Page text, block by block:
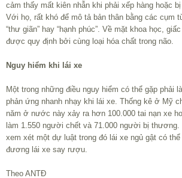
cảm thấy mất kiên nhẫn khi phải xếp hàng hoặc bị
Với họ, rất khó để mô tả bản thân bằng các cụm
“thư giãn” hay “hạnh phúc”. Về mặt khoa học,
được quy định bởi cùng loại hóa chất trong não.
Nguy hiểm khi lái xe
Một trong những điều nguy hiểm có thể gặp phải là
phản ứng nhanh nhạy khi lái xe. Thống kê ở Mỹ
năm ở nước này xảy ra hơn 100.000 tai nạn xe
làm 1.550 người chết và 71.000 người bị thương.
xem xét một dự luật trong đó lái xe ngủ gật có
đương lái xe say rượu.
Theo ANTĐ